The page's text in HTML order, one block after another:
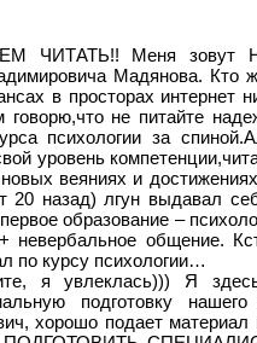
ЧИТАТЬ!! Меня зовут
Мадянова. Кто
в просторах интернет
говорю,что не питайте
психологии за
уровень
веяниях и
20 назад) лгун выдавал
образование –
невербальное общение.
по курсу психологии…
я увлеклась))) Я
подготовку
хорошо подает материал